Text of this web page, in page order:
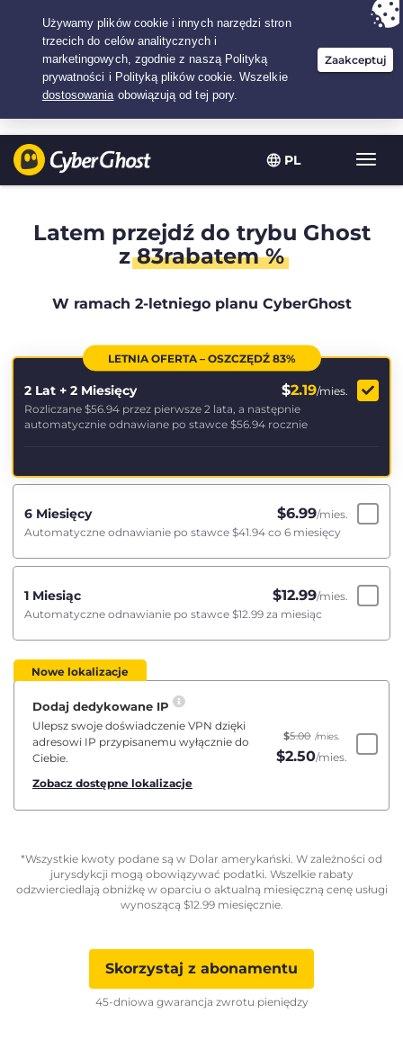
PL
Twój wybór:Najlepsza umowana2.1666666666667-lat w$
/miesiąc
Latem przejdź do trybu Ghost
z83rabatem %
W ramach 2-letniego planu CyberGhost
LETNIA OFERTA – OSZCZĘDŹ 83%
2 Lat + 2 Miesięcy $2.19/mies.
Rozliczane $56.94 przez pierwsze 2 lata, a następnie
automatycznie odnawiane po stawce $56.94 rocznie
6 Miesięcy $6.99/mies.
Automatyczne odnawianie po stawce $41.94 co 6 miesięcy
1 Miesiąc $12.99/mies.
Automatyczne odnawianie po stawce $12.99 za miesiąc
Nowe lokalizacje
Dodaj dedykowane IP
Ulepsz swoje doświadczenie VPN dzięki
adresowi IP przypisanemu wyłącznie do
Ciebie.
Zobacz dostępne lokalizacje
$5.00 /mies.
$2.50/mies.
*Wszystkie kwoty podane są w Dolar amerykański. W zależności od
jurysdykcji mogą obowiązywać podatki. Wszelkie rabaty
odzwierciedlają obniżkę w oparciu o aktualną miesięczną cenę usługi
wynoszącą $12.99miesięcznie.
Skorzystaj z abonamentu
45-dniowa gwarancja zwrotu pieniędzy